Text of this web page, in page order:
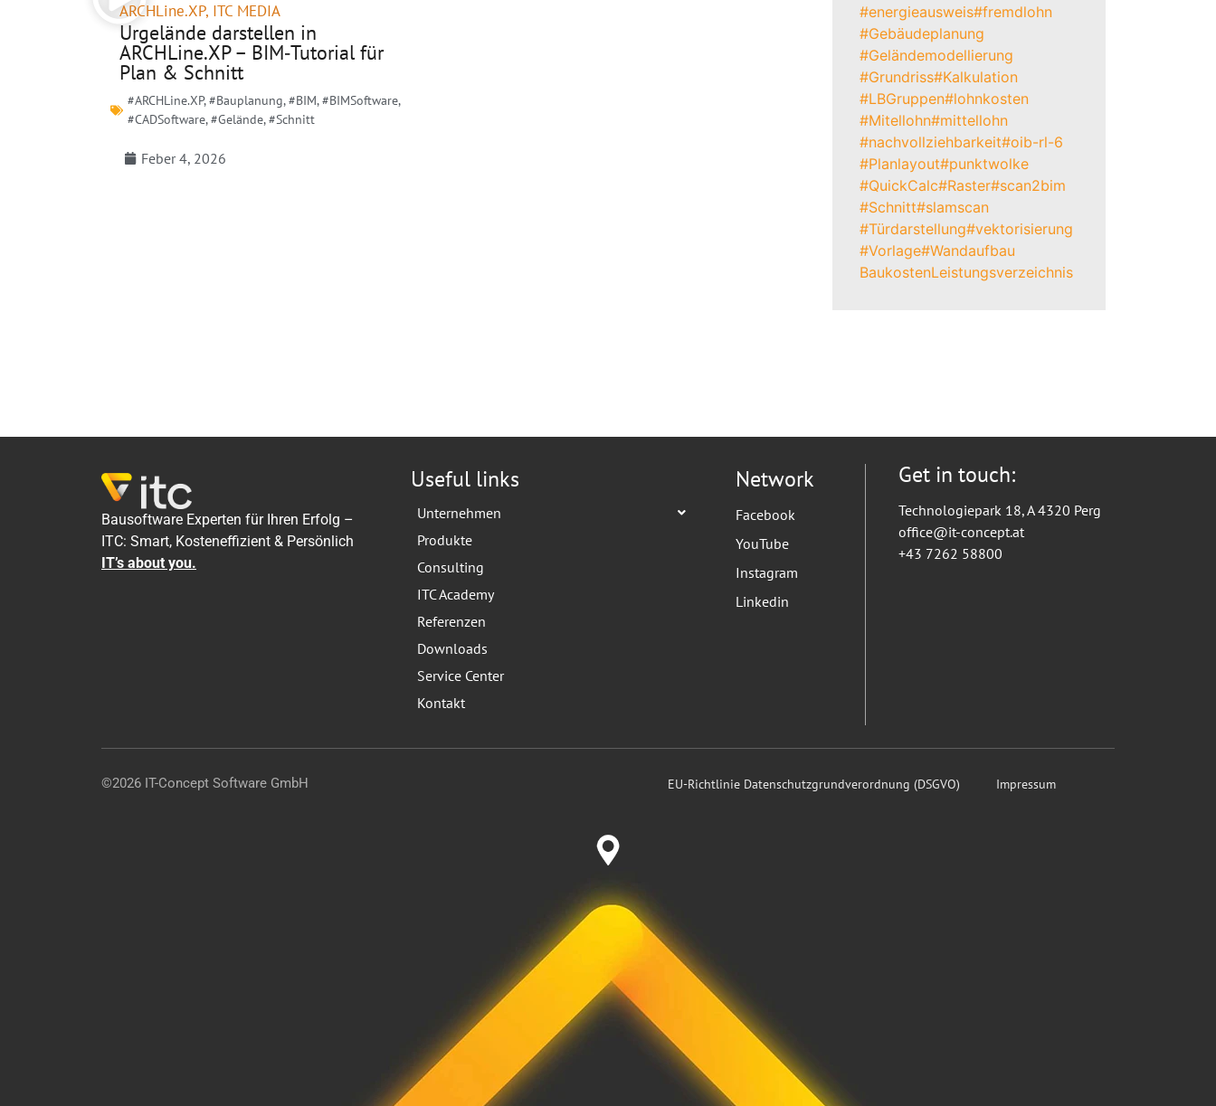
ARCHLine.XP, ITC MEDIA
Urgelände darstellen in
ARCHLine.XP – BIM‑Tutorial für
Plan & Schnitt
#ARCHLine.XP,#Bauplanung,#BIM,#BIMSoftware,
#CADSoftware,#Gelände,#Schnitt
Feber 4, 2026
#energieausweis#fremdlohn
#Gebäudeplanung
#Geländemodellierung
#Grundriss#Kalkulation
#LBGruppen#lohnkosten
#Mitellohn#mittellohn
#nachvollziehbarkeit#oib-rl-6
#Planlayout#punktwolke
#QuickCalc#Raster#scan2bim
#Schnitt#slamscan
#Türdarstellung#vektorisierung
#Vorlage#Wandaufbau
BaukostenLeistungsverzeichnis
Bausoftware Experten für Ihren Erfolg –
ITC: Smart, Kosteneffizient & Persönlich
IT’s about you.
Useful links
Unternehmen
Produkte
Consulting
ITC Academy
Referenzen
Downloads
Service Center
Kontakt
Network
Facebook
YouTube
Instagram
Linkedin
Get in touch:
Technologiepark 18, A 4320 Perg
office@it-concept.at
+43 7262 58800
©2026 IT-Concept Software GmbH EU-Richtlinie Datenschutzgrundverordnung (DSGVO) Impressum